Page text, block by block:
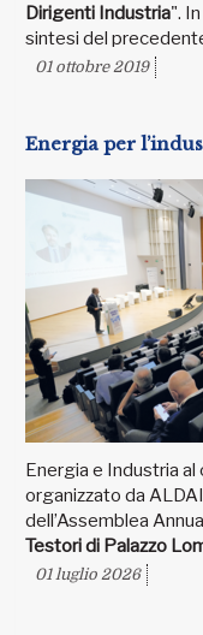
Dirigenti Industria".
sintesi del
01 ottobre 2019
Energia per
Energia e Industria
organizzato da
dell’Assemblea
Testori di Palazzo
01 luglio 2026